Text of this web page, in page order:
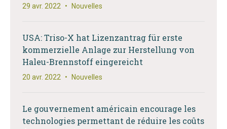
29 avr. 2022 • Nouvelles
USA: Triso-X hat Lizenzantrag für erste
kommerzielle Anlage zur Herstellung von
Haleu-Brennstoff eingereicht
20 avr. 2022 • Nouvelles
Le gouvernement américain encourage les
technologies permettant de réduire les coûts